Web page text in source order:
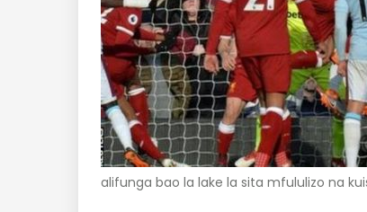
alifunga bao la lake la sita mfululizo na